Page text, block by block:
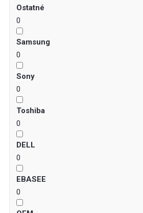
Ostatné
0
Samsung
0
Sony
0
Toshiba
0
DELL
0
EBASEE
0